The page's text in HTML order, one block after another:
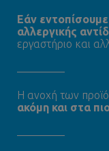
Εάν
αλλεργικής
εργαστήριο και
Η ανοχή των
ακόμη και στα